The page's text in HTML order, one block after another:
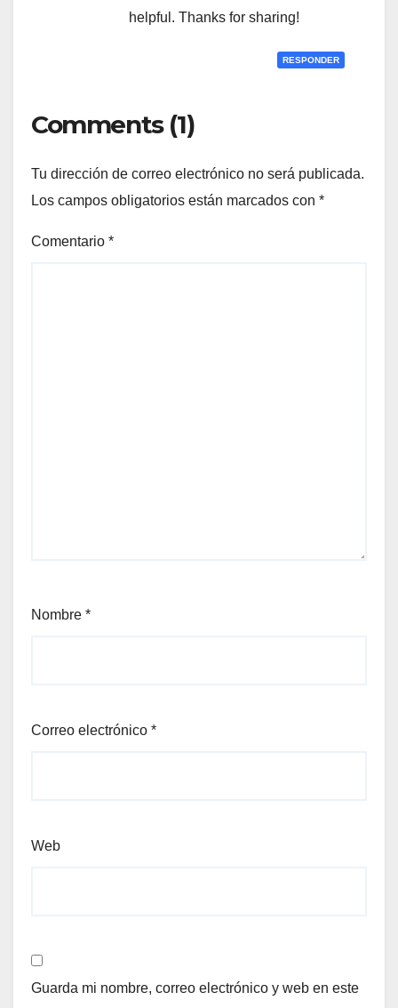
helpful. Thanks for sharing!
RESPONDER
Comments (1)
Tu dirección de correo electrónico no será publicada.
Los campos obligatorios están marcados con *
Comentario *
Nombre *
Correo electrónico *
Web
Guarda mi nombre, correo electrónico y web en este